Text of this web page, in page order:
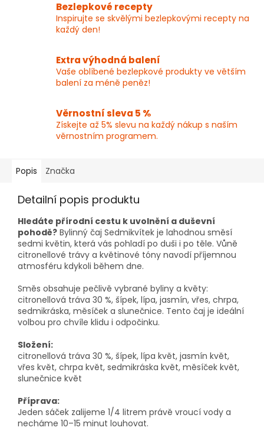
Bezlepkové recepty
Inspirujte se skvělými bezlepkovými recepty na
každý den!
Extra výhodná balení
Vaše oblíbené bezlepkové produkty ve větším
balení za méně peněz!
Věrnostní sleva 5 %
Získejte až 5% slevu na každý nákup s naším
věrnostním programem.
Popis Značka
Detailní popis produktu
Hledáte přírodní cestu k uvolnění a duševní
pohodě? Bylinný čaj Sedmikvítek je lahodnou směsí
sedmi květin, která vás pohladí po duši i po těle. Vůně
citronellové trávy a květinové tóny navodí příjemnou
atmosféru kdykoli během dne.
Směs obsahuje pečlivě vybrané byliny a květy:
citronellová tráva 30 %, šípek, lípa, jasmín, vřes, chrpa,
sedmikráska, měsíček a slunečnice. Tento čaj je ideální
volbou pro chvíle klidu i odpočinku.
Složení:
citronellová tráva 30 %, šípek, lípa květ, jasmín květ,
vřes květ, chrpa květ, sedmikráska květ, měsíček květ,
slunečnice květ
Příprava:
Jeden sáček zalijeme 1/4 litrem právě vroucí vody a
necháme 10–15 minut louhovat.